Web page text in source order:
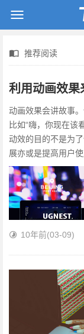
推荐阅读
利用动画效果
动画效果会讲故事
比如“嗨，你现在该
动效的目的不是为
展亦或是提高用户使
10年前(03-09)